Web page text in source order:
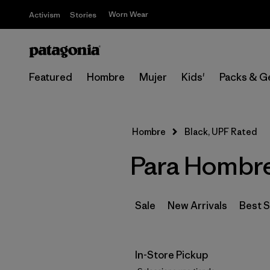
Activism Stories Worn Wear
Featured Hombre Mujer Kids' Packs &
Hombre Black, UPF Rated
Para
Sale New Arrivals Best
In-Store Pickup